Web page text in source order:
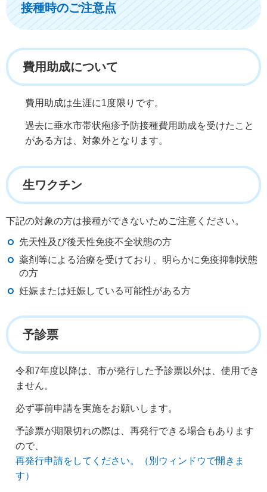
接種時のご注意点
費用助成について
費用助成は生涯に1度限りです。
過去に垂水市帯状疱疹予防接種費用助成を受けたこと
がある方は、対象外となります。
生ワクチン
下記の対象の方は接種ができないためご注意ください。
先天性及び後天性免疫不全状態の方
薬剤等による治療を受けており、明らかに免疫抑制状態
の方
妊娠または妊娠している可能性がある方
予診票
令和7年度以降は、市が発行した予診票以外は、使用でき
ません。
必ず事前申請を実施をお願いします。
予診票が期限切れの際は、再発行できる場合もあります
ので、
再発行申請をしてください。（別ウィンドウで開きま
す）